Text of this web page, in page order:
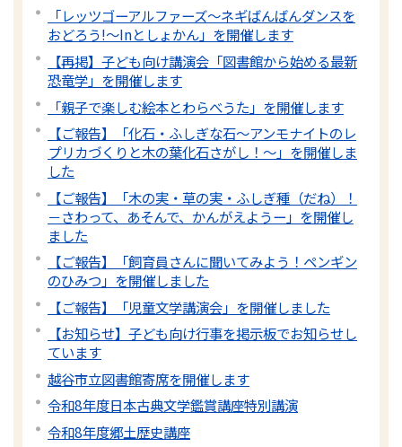
「レッツゴーアルファーズ～ネギばんばんダンスを
おどろう!～Inとしょかん」を開催します
【再掲】子ども向け講演会「図書館から始める最新
恐竜学」を開催します
「親子で楽しむ絵本とわらべうた」を開催します
【ご報告】「化石・ふしぎな石～アンモナイトのレ
プリカづくりと木の葉化石さがし！～」を開催しま
した
【ご報告】「木の実・草の実・ふしぎ種（だね）！
－さわって、あそんで、かんがえようー」を開催し
ました
【ご報告】「飼育員さんに聞いてみよう！ペンギン
のひみつ」を開催しました
【ご報告】「児童文学講演会」を開催しました
【お知らせ】子ども向け行事を掲示板でお知らせし
ています
越谷市立図書館寄席を開催します
令和8年度日本古典文学鑑賞講座特別講演
令和8年度郷土歴史講座